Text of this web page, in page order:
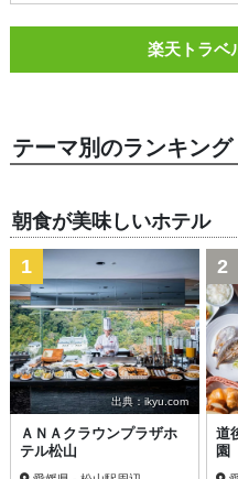
楽天トラベ
テーマ別のランキング
朝食が美味しいホテル
出典：ikyu.com
1
ＡＮＡクラウンプラザホ
テル松山
2
道